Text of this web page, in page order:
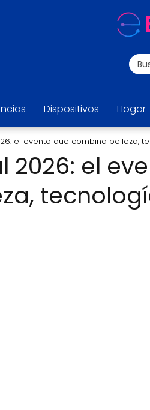
Dispositivos Hogar
el evento que combina belleza,
2026: el